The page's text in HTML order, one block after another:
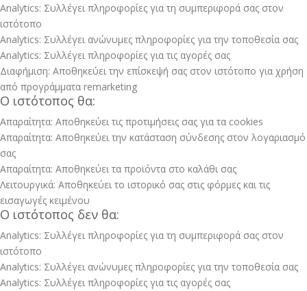
Analytics: Συλλέγει πληροφορίες για τη συμπεριφορά σας στον
ιστότοπο
Analytics: Συλλέγει ανώνυμες πληροφορίες για την τοποθεσία σας
Analytics: Συλλέγει πληροφορίες για τις αγορές σας
Διαφήμιση: Αποθηκεύει την επίσκεψή σας στον ιστότοπο για χρήση
από προγράμματα remarketing
Ο ιστότοπος θα:
Απαραίτητα: Αποθηκεύει τις προτιμήσεις σας για τα cookies
Απαραίτητα: Αποθηκεύει την κατάσταση σύνδεσης στον λογαριασμό
σας
Απαραίτητα: Αποθηκεύει τα προϊόντα στο καλάθι σας
Λειτουργικά: Αποθηκεύει το ιστορικό σας στις φόρμες και τις
εισαγωγές κειμένου
Ο ιστότοπος δεν θα:
Analytics: Συλλέγει πληροφορίες για τη συμπεριφορά σας στον
ιστότοπο
Analytics: Συλλέγει ανώνυμες πληροφορίες για την τοποθεσία σας
Analytics: Συλλέγει πληροφορίες για τις αγορές σας